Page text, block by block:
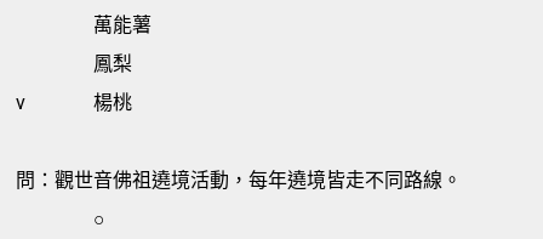
萬能薯
鳳梨
v
楊桃
問：觀世音佛祖遶境活動，每年遶境皆走不同路線。
○